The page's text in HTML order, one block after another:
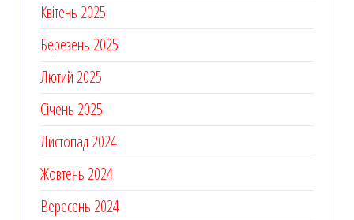
Квітень 2025
Березень 2025
Лютий 2025
Січень 2025
Листопад 2024
Жовтень 2024
Вересень 2024